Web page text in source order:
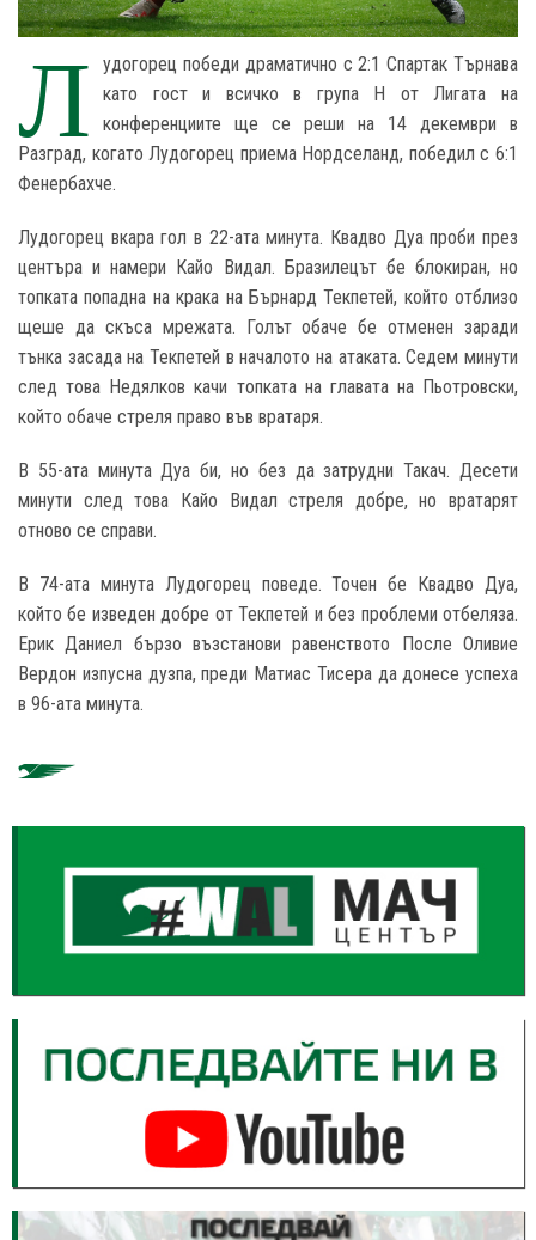
Л
удогорец победи драматично с 2:1 Спартак Търнава
като гост и всичко в група Н от Лигата на
конференциите ще се реши на 14 декември в
Разград, когато Лудогорец приема Нордселанд, победил с 6:1
Фенербахче.
Лудогорец вкара гол в 22-ата минута. Квадво Дуа проби през
центъра и намери Кайо Видал. Бразилецът бе блокиран, но
топката попадна на крака на Бърнард Текпетей, който отблизо
щеше да скъса мрежата. Голът обаче бе отменен заради
тънка засада на Текпетей в началото на атаката. Седем минути
след това Недялков качи топката на главата на Пьотровски,
който обаче стреля право във вратаря.
В 55-ата минута Дуа би, но без да затрудни Такач. Десети
минути след това Кайо Видал стреля добре, но вратарят
отново се справи.
В 74-ата минута Лудогорец поведе. Точен бе Квадво Дуа,
който бе изведен добре от Текпетей и без проблеми отбеляза.
Ерик Даниел бързо възстанови равенството После Оливие
Вердон изпусна дузпа, преди Матиас Тисера да донесе успеха
в 96-ата минута.